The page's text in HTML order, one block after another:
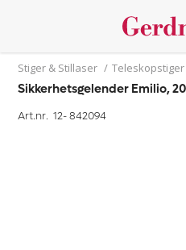
Stiger & Stillaser /
Sikkerhetsgelender Emilio,
Art.nr. 12-842094